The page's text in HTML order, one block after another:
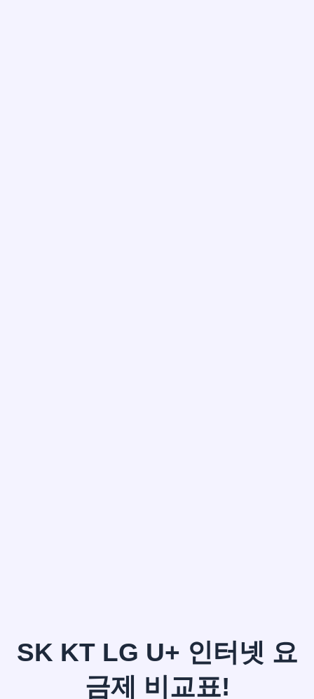
SK KT LG U+ 인터넷 요
금제 비교표!